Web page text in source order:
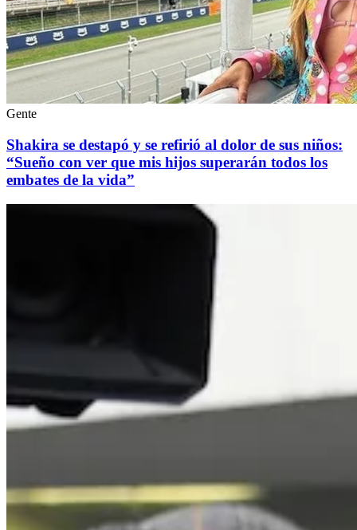
Gente
Shakira se destapó y se refirió al dolor de sus niños:
“Sueño con ver que mis hijos superarán todos los
embates de la vida”